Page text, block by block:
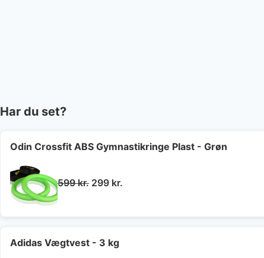
Har du set?
Odin Crossfit ABS Gymnastikringe Plast - Grøn
599kr. Den
599 kr..
299 kr.
Adidas Vægtvest - 3 kg